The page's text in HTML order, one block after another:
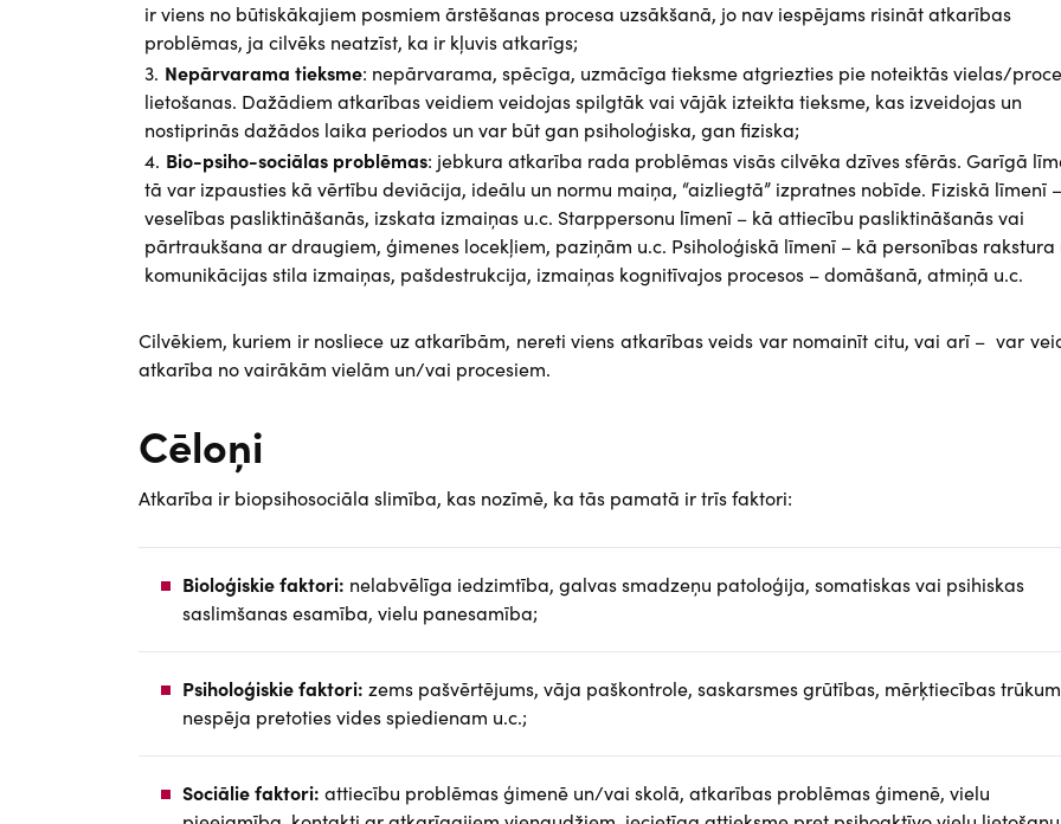
ir viens no būtiskākajiem posmiem ārstēšanas procesa uzsākšanā, jo nav iespējams risināt atkarības
problēmas, ja cilvēks neatzīst, ka ir kļuvis atkarīgs;
Nepārvarama tieksme: nepārvarama, spēcīga, uzmācīga tieksme atgriezties pie noteiktās vielas/
lietošanas. Dažādiem atkarības veidiem veidojas spilgtāk vai vājāk izteikta tieksme, kas izveidojas un
nostiprinās dažādos laika periodos un var būt gan psiholoģiska, gan fiziska;
Bio-psiho-sociālas problēmas: jebkura atkarība rada problēmas visās cilvēka dzīves sfērās. Garīgā
tā var izpausties kā vērtību deviācija, ideālu un normu maiņa, “aizliegtā” izpratnes nobīde. Fiziskā līmenī
veselības pasliktināšanās, izskata izmaiņas u.c. Starppersonu līmenī – kā attiecību pasliktināšanās vai
pārtraukšana ar draugiem, ģimenes locekļiem, paziņām u.c. Psiholoģiskā līmenī – kā personības rakstura
komunikācijas stila izmaiņas, pašdestrukcija, izmaiņas kognitīvajos procesos – domāšanā, atmiņā u.c.
Cilvēkiem, kuriem ir nosliece uz atkarībām, nereti viens atkarības veids var nomainīt citu, vai arī – var
atkarība no vairākām vielām un/vai procesiem.
Cēloņi
Atkarība ir biopsihosociāla slimība, kas nozīmē, ka tās pamatā ir trīs faktori:
Bioloģiskie faktori: nelabvēlīga iedzimtība, galvas smadzeņu patoloģija, somatiskas vai psihiskas
saslimšanas esamība, vielu panesamība;
Psiholoģiskie faktori: zems pašvērtējums, vāja paškontrole, saskarsmes grūtības, mērķtiecības
nespēja pretoties vides spiedienam u.c.;
Sociālie faktori: attiecību problēmas ģimenē un/vai skolā, atkarības problēmas ģimenē, vielu